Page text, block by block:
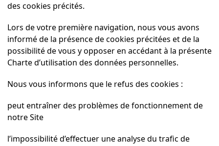
des cookies précités.
Lors de votre première navigation, nous vous avons
informé de la présence de cookies précitées et de la
possibilité de vous y opposer en accédant à la présente
Charte d’utilisation des données personnelles.
Nous vous informons que le refus des cookies :
peut entraîner des problèmes de fonctionnement de
notre Site
l’impossibilité d’effectuer une analyse du trafic de